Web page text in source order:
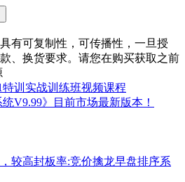
有可复制性，可传播性，一旦授
、换货要求。请您在购买获取之前
特训实战训练班视频课程
统V9.99》目前市场最新版本！